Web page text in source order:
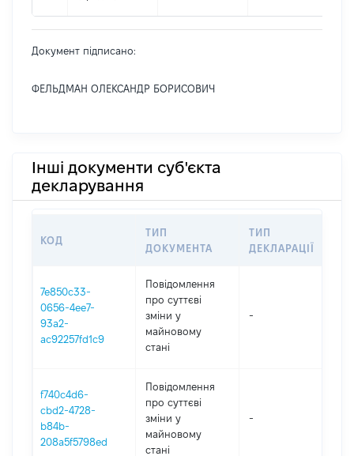
Документ підписано:
ФЕЛЬДМАН ОЛЕКСАНДР БОРИСОВИЧ
Інші документи суб'єкта
декларування
КОД
ТИП
ДОКУМЕНТА
ТИП
ДЕКЛАРАЦІЇ
7e850c33-
0656-4ee7-
93a2-
ac92257fd1c9
Повідомлення
про суттєві
зміни y
майновому
стані
-
f740c4d6-
cbd2-4728-
b84b-
208a5f5798ed
Повідомлення
про суттєві
зміни y
майновому
стані
-